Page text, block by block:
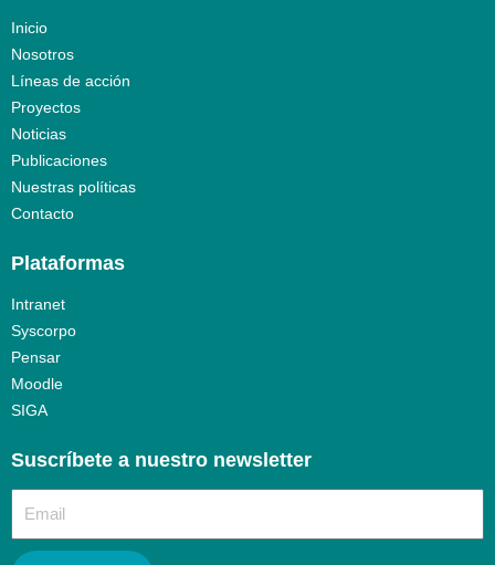
Inicio
Nosotros
Líneas de acción
Proyectos
Noticias
Publicaciones
Nuestras políticas
Contacto
Plataformas
Intranet
Syscorpo
Pensar
Moodle
SIGA
Suscríbete a nuestro newsletter​